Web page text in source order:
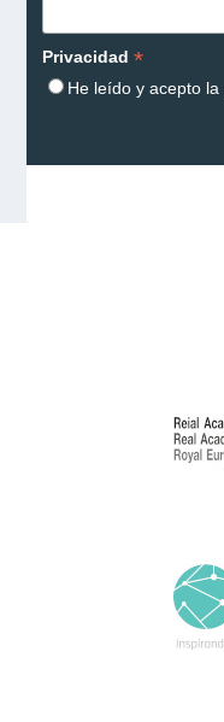
Privacidad *
He leído y acepto la